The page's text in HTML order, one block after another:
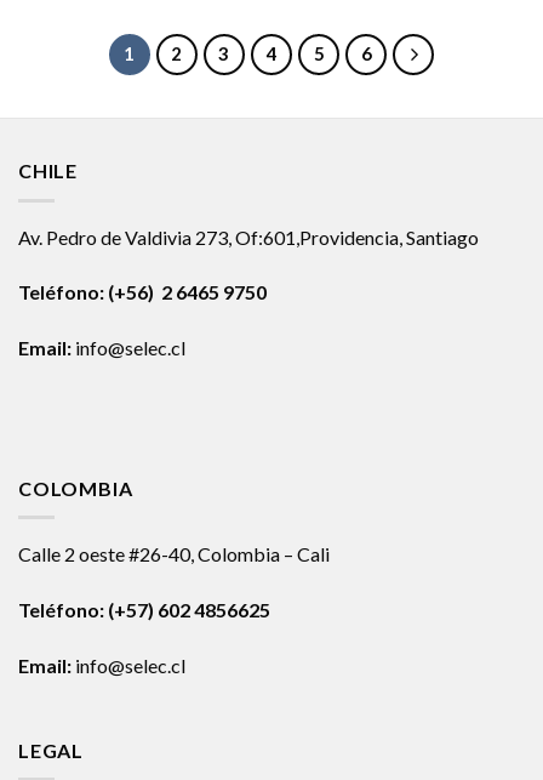
1 2 3 4 5 6
CHILE
Av. Pedro de Valdivia 273, Of:601,Providencia, Santiago
Teléfono: (+56) 2 6465 9750
Email: info@selec.cl
COLOMBIA
Calle 2 oeste #26-40, Colombia – Cali
Teléfono: (+57) 602 4856625
Email: info@selec.cl
LEGAL